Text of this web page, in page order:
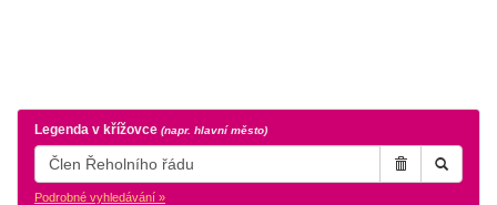
Legenda v křížovce (napr. hlavní město)
Podrobné vyhledávání »